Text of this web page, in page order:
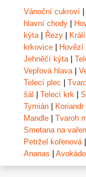
Vánoční cukroví
hlavní chody
kýta| Řezy
krkovice
Hovězí
Jehněčí kýta|
Vepřová hlava|
Telecí plec
šál
Telecí krk
Tymián
Koriandr|
Mandle
Tvaroh
Smetana na
Petržel kořenová|
Ananas
Avokádo